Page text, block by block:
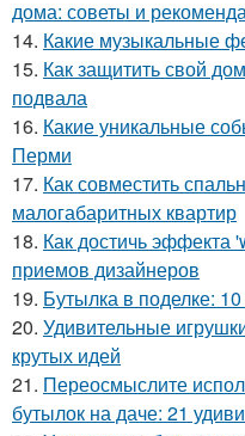
дома: советы и
14. Какие музыкальные
15. Как защитить свой
подвала
16. Какие уникальные
Перми
17. Как совместить
малогабаритных квартир
18. Как достичь
приемов дизайнеров
19. Бутылка в поделке:
20. Удивительные
крутых идей
21. Переосмыслите
бутылок на даче: 21